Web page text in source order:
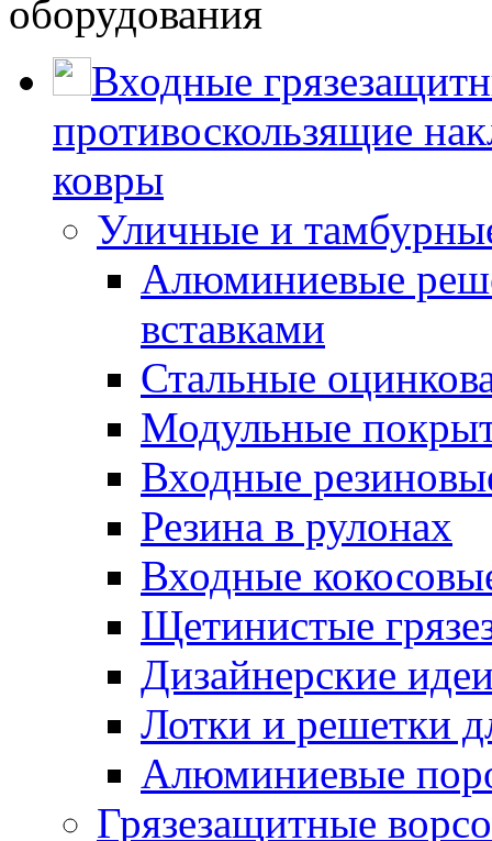
Входные
противоскользящие
ковры
Уличные и
Алюминиевые
вставками
Стальные
Модульные
Входные
Резина в рулонах
Входные
Щетинистые
Дизайнерские
Лотки и решетки
Алюминиевые
Грязезащитные